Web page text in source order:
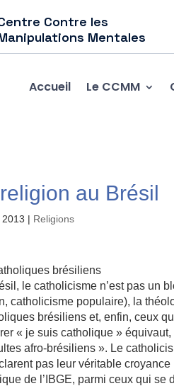
Contre les
Mentales
Accueil Le CCMM
au Brésil
2013 | Religions
brésiliens
le catholicisme n’est pas un
catholicisme populaire), la
brésiliens et, enfin, ceux
« je suis catholique »
afro-brésiliens ». Le
pas leur véritable
de l’IBGE, parmi ceux qui